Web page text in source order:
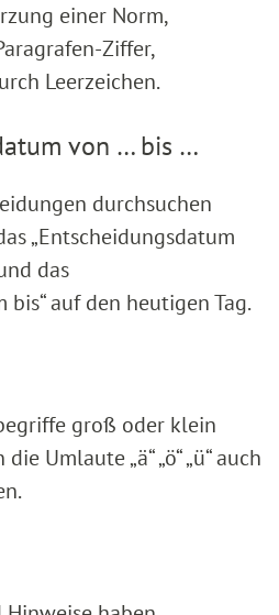
einer Norm,
Ziffer,
Leerzeichen.
von … bis …
durchsuchen
„Entscheidungsdatum
das
bis“ auf den heutigen Tag.
groß oder klein
Umlaute „ä“ „ö“ „ü“ auch